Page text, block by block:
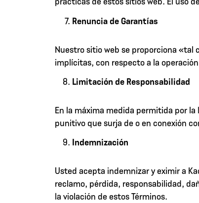
Renuncia de Garantías
Nuestro sitio web se proporciona «tal
implícitas, con respecto a la
Limitación de Responsabilidad
En la máxima medida permitida por
punitivo que surja de o en conexión
Indemnización
Usted acepta indemnizar y eximir a
reclamo, pérdida, responsabilidad,
la violación de estos Términos.